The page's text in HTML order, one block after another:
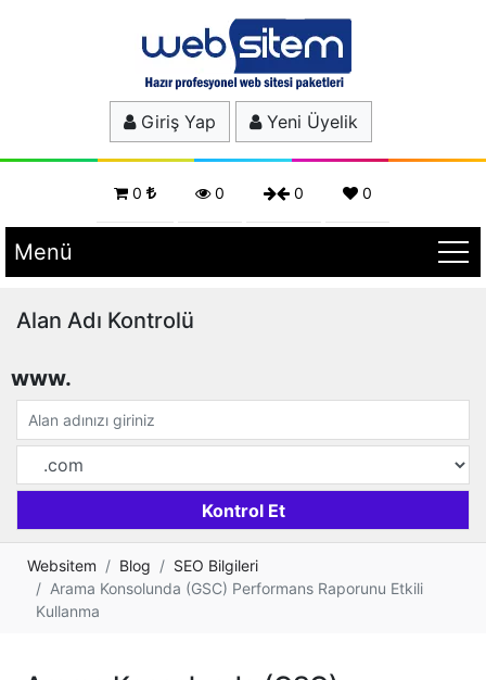
Giriş Yap Yeni Üyelik
0 0 0 0
Menü
Alan Adı Kontrolü
www.
Websitem Blog
SEO Bilgileri
Arama Konsolunda (GSC) Performans Raporunu Etkili
Kullanma